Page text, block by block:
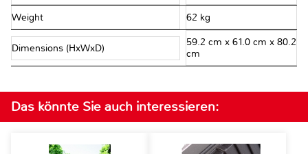
Weight 62 kg
Dimensions (HxWxD)
59.2 cm x 61.0 cm x 80.2
cm
Das könnte Sie auch interessieren: